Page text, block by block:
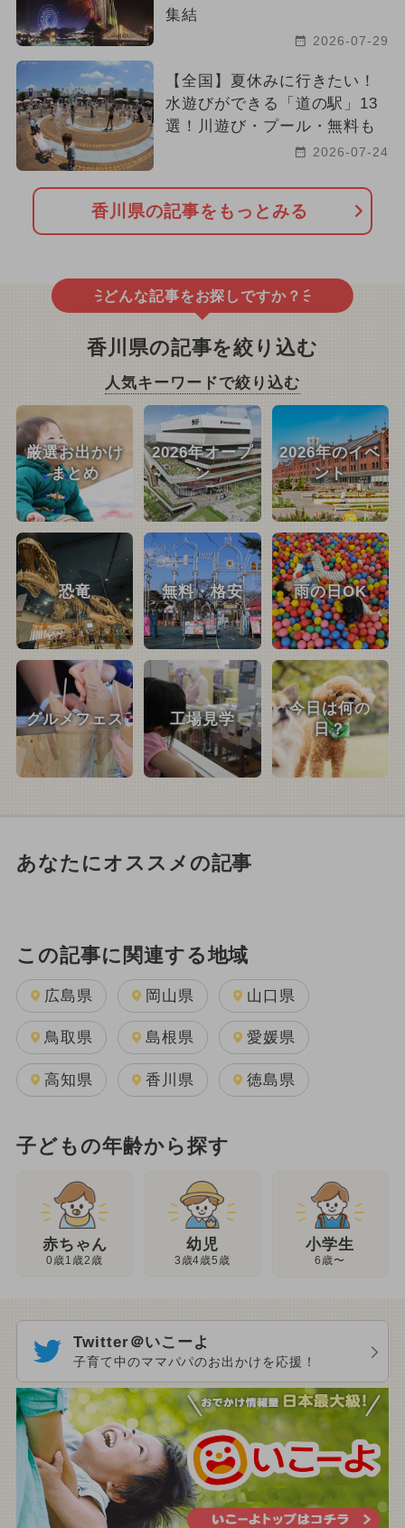
集結
2026-07-29
【全国】夏休みに行きたい！
水遊びができる「道の駅」13
選！川遊び・プール・無料も
2026-07-24
香川県の記事をもっとみる
どんな記事をお探しですか？
香川県の記事を絞り込む
人気キーワードで絞り込む
厳選お出かけ
まとめ
2026年オープ
ン
2026年のイベ
ント
恐竜 無料・格安 雨の日OK
グルメフェス 工場見学
今日は何の
日？
あなたにオススメの記事
この記事に関連する地域
広島県 岡山県 山口県
鳥取県 島根県 愛媛県
高知県 香川県 徳島県
子どもの年齢から探す
赤ちゃん
0歳1歳2歳
幼児
3歳4歳5歳
小学生
6歳〜
Twitter＠いこーよ
子育て中のママパパのお出かけを応援！